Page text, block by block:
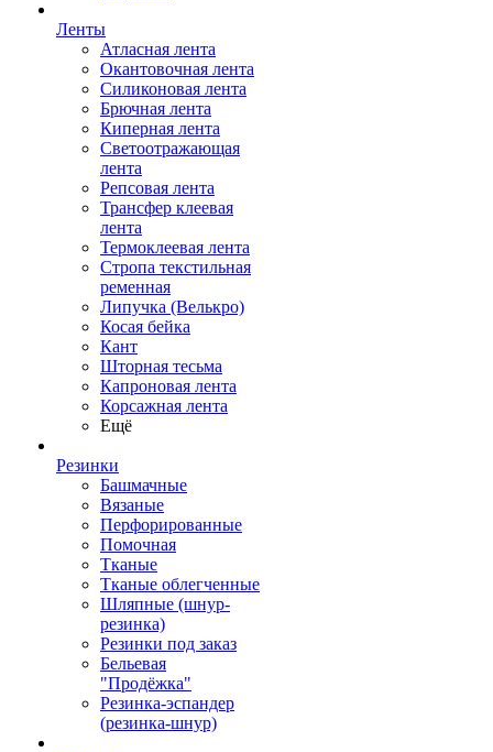
Ленты
Атласная лента
Окантовочная лента
Силиконовая лента
Брючная лента
Киперная лента
Светоотражающая
лента
Репсовая лента
Трансфер клеевая
лента
Термоклеевая лента
Стропа текстильная
ременная
Липучка (Велькро)
Косая бейка
Кант
Шторная тесьма
Капроновая лента
Корсажная лента
Ещё
Резинки
Башмачные
Вязаные
Перфорированные
Помочная
Тканые
Тканые облегченные
Шляпные (шнур-
резинка)
Резинки под заказ
Бельевая
"Продёжка"
Резинка-эспандер
(резинка-шнур)